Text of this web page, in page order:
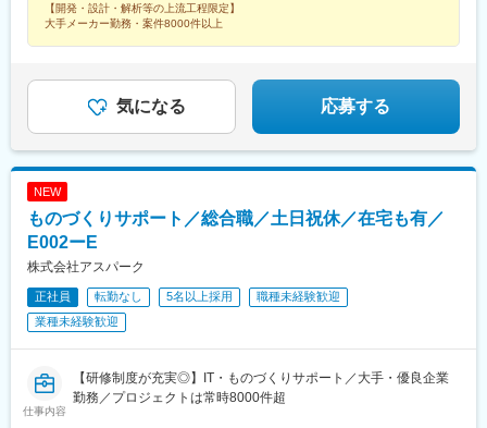
止対策：オフィス内全面禁煙
県)、東広島駅、山西駅、本町六丁目駅、金川駅、東野駅(京都
府)、東山・おかでんミュージアム駅、衣山駅、山麓駅(皿倉山)、
中津駅(大阪府・阪急線)、今出川駅、五条駅(京都市営)、桜島駅、
六本木駅、伊予大洲駅、福駅、芦原橋駅、桃山駅、野田阪神駅、
東比恵駅、渡辺橋駅、淀屋橋駅、鶴崎駅、西小倉駅、二島駅、今
池駅(福岡県)、上鳥羽口駅、竹下駅、小森江駅、甘木駅(西鉄線)、
広畑駅、住ノ江駅、江波駅、八本松駅、矢場町駅、大船駅、新羽
県)、丸の内駅(愛知県)、戸部駅、鶴見小野駅、三ツ沢下町駅、山
手駅、井土ケ谷駅、上永谷駅、和田町駅、鶴ケ峰駅、戸塚駅、赤
羽駅、峰駅、陸前落合駅、センター南駅、北四番丁駅、稲永駅、
岡本駅(栃木県)、笠寺駅、村井駅、茅野駅、本山駅(愛知県)、さが
み野駅、小俣駅(栃木県)、新前橋駅、群馬藤岡駅、本庄駅、垂井
駅、徳山駅、周防下郷駅、道ノ尾駅、大波止駅、喜々津駅、国母
駅、松江駅、伊賀屋駅、弥生が丘駅、宮崎駅、南鹿児島駅、さっ
ぽろ駅、青葉通一番町駅、千葉駅、虎ノ門駅、神奈川駅、市役所
崎町駅、オークスカナルパークホテル富山前、四条駅(京都市営)、
神戸三宮駅(阪神)、姫路駅、岡山駅前駅、胡町駅、高松築港駅、天
【開発・設計・解析等の上流工程限定】
大手メーカー勤務・案件8000件以上
気になる 応募する
NEW
ものづくりサポート／総合職／土日祝休／在宅も有／
E002ーE
株式会社アスパーク
正社員 転勤なし 5名以上採用
職種未経験歓迎
業種未経験歓迎
仕事内容
【研修制度が充実◎】IT・ものづくりサポート／大手・優良企業
勤務／プロジェクトは常時8000件超